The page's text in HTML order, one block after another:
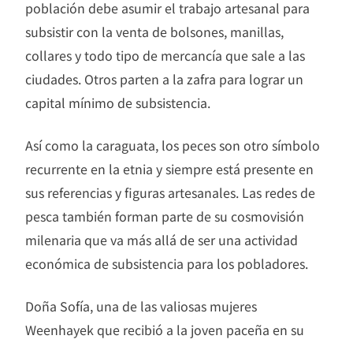
población debe asumir el trabajo artesanal para
subsistir con la venta de bolsones, manillas,
collares y todo tipo de mercancía que sale a las
ciudades. Otros parten a la zafra para lograr un
capital mínimo de subsistencia.
Así como la caraguata, los peces son otro símbolo
recurrente en la etnia y siempre está presente en
sus referencias y figuras artesanales. Las redes de
pesca también forman parte de su cosmovisión
milenaria que va más allá de ser una actividad
económica de subsistencia para los pobladores.
Doña Sofía, una de las valiosas mujeres
Weenhayek que recibió a la joven paceña en su